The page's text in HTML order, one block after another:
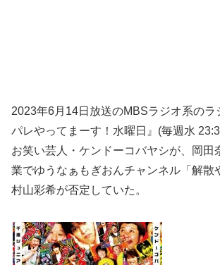
2023年6月14日放送のMBSラジオ系のラ
パレやってまーす！水曜日』(毎週水
お笑い芸人・ケンドーコバヤシが、岡田
業でゆうなぁもぎおんチャンネル「解散
村山彩希が否定していた。